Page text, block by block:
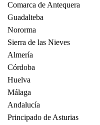
Comarca de Antequera
Guadalteba
Nororma
Sierra de las Nieves
Almería
Córdoba
Huelva
Málaga
Andalucía
Principado de Asturias